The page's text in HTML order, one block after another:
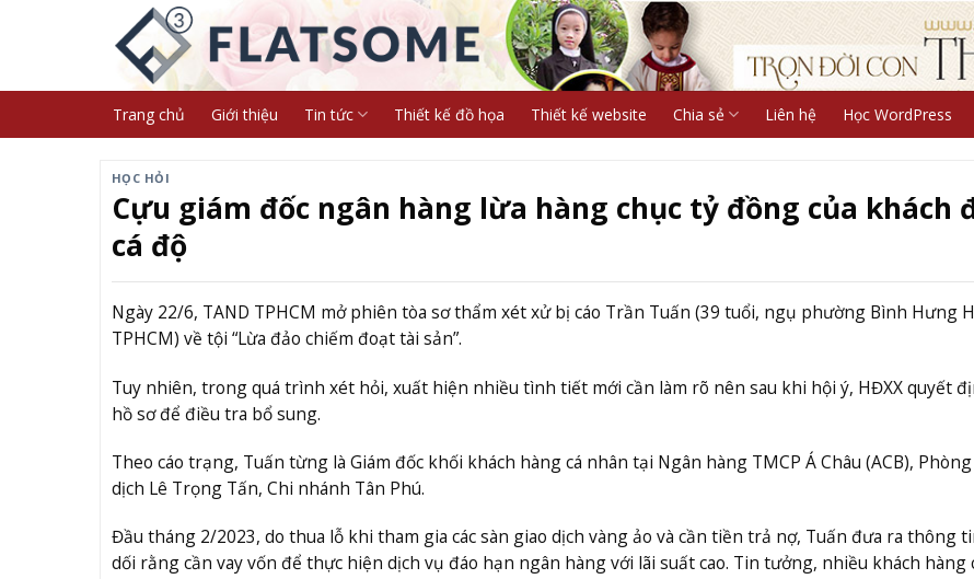
Trang chủ Giới thiệu Tin tức Thiết kế đồ họa Thiết kế website Chia sẻ Liên hệ Học WordPress
HỌC HỎI
Cựu giám đốc ngân hàng lừa hàng chục tỷ đồng của khách
cá độ
Ngày 22/6, TAND TPHCM mở phiên tòa sơ thẩm xét xử bị cáo Trần Tuấn (39 tuổi, ngụ phường Bình Hưng
TPHCM) về tội “Lừa đảo chiếm đoạt tài sản”.
Tuy nhiên, trong quá trình xét hỏi, xuất hiện nhiều tình tiết mới cần làm rõ nên sau khi hội ý, HĐXX quyết
hồ sơ để điều tra bổ sung.
Theo cáo trạng, Tuấn từng là Giám đốc khối khách hàng cá nhân tại Ngân hàng TMCP Á Châu (ACB),
dịch Lê Trọng Tấn, Chi nhánh Tân Phú.
Đầu tháng 2/2023, do thua lỗ khi tham gia các sàn giao dịch vàng ảo và cần tiền trả nợ, Tuấn đưa ra thông
dối rằng cần vay vốn để thực hiện dịch vụ đáo hạn ngân hàng với lãi suất cao. Tin tưởng, nhiều khách hàng